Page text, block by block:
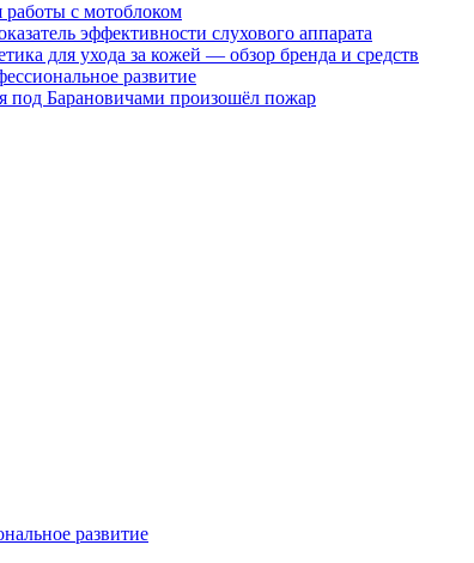
с мотоблоком
эффективности слухового аппарата
для ухода за кожей — обзор бренда и средств
развитие
под Барановичами произошёл пожар
развитие